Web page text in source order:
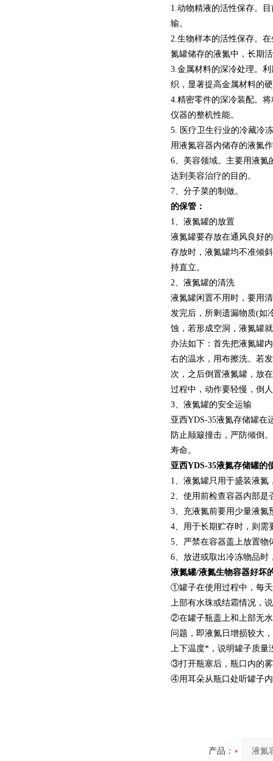
1.动物精液的活性保存。
输。
2.生物样本的活性保存。
氮罐储存的液氮中，长期
3.金属材料的深冷处理。
织，显著提高金属材料的
4.精密零件的深冷装配。
仪器的整机性能。
5. 医疗卫生行业的冷藏冷
用液氮容器内储存的液氮
6、美容领域。主要用液氮
达到美容治疗的目的。
7、分子菜的制做。
的保管：
1、液氮罐的放置
液氮罐要存放在通风良好
存放时，液氮罐均不准倾
持直立。
2、液氮罐的清洗
液氮罐闲置不用时，要用
发完后，所剩遗漏物质(如
蚀，若形成空洞，液氮罐
办法如下：首先把液氮罐
右的温水，用布擦洗。若
次，之后倒置液氮罐，放
过程中，动作要轻慢，倒
3、液氮罐的安全运输
亚西YDS-35液氮存储罐在
防止颠簸撞击，严防倾倒
寿命。
亚西YDS-35液氮存储罐的
1、液氮罐只用于盛装液氮
2、使用前检查容器内部是
3、充液氮前要用少量液氮
4、用于长期贮存时，则需
5、严禁在容器盖上放置物
6、放进或取出冷冻物品
液氮罐/液氮生物容器好坏
①罐子在使用过程中，每
上部有水珠或结霜情况，
②在罐子瓶盖上和上部无
问题，即液氮日增损较大
上下温度*，说明罐子质量
③打开瓶塞后，瓶口内的
④用耳朵从瓶口处听罐子
产品：